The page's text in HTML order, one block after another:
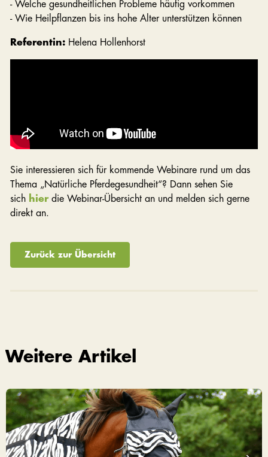
- Welche gesundheitlichen Probleme häufig vorkommen
- Wie Heilpflanzen bis ins hohe Alter unterstützen können
Referentin:Helena Hollenhorst
Sie interessieren sich für kommende Webinare rund um das
Thema „Natürliche Pferdegesundheit“? Dann sehen Sie
sich hierdie Webinar-Übersicht an und melden sich gerne
direkt an.
Zurück zur Übersicht
Weitere Artikel